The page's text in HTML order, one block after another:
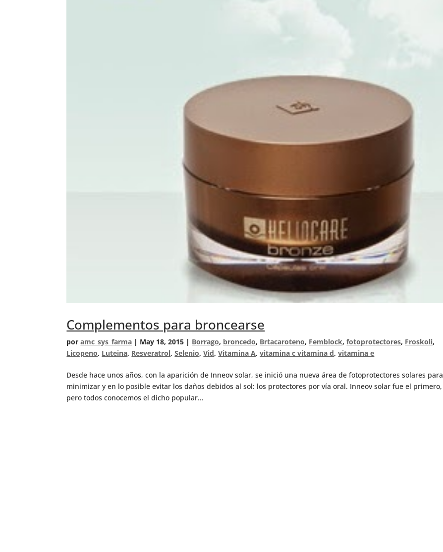
Complementos para broncearse
poramc_sys_farma | May 18, 2015 | Borrago, broncedo, Brtacaroteno, Femblock,fotoprotectores, Froskoli,
Licopeno, Luteina, Resveratrol,Selenio,Vid,Vitamina A,vitamina c vitamina d,vitamina e
Desde hace unos años, con la aparición de Inneov solar, se inició una nueva área de fotoprotectores solares para
minimizar y en lo posible evitar los daños debidos al sol: los protectores por vía oral. Inneov solar fue el primero,
pero todos conocemos el dicho popular...